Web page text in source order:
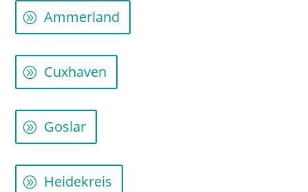
Ammerland
Cuxhaven
Goslar
Heidekreis